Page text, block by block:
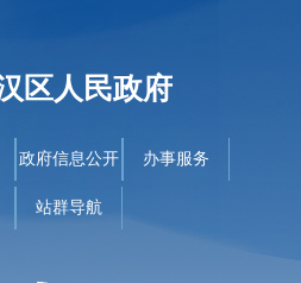
区人民政府
政府信息公开 办事服务
站群导航